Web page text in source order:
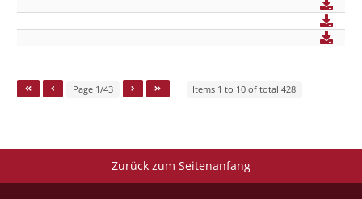
Page 1/43 Items 1 to 10 of total 428
Zurück zum Seitenanfang